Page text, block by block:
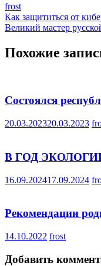
frost
Навигация
по
записям
Как защититься от
Великий мастер
Похожие
Состоялся
20.03.202320.03.2023
В ГОД
16.09.202417.09.2024
Рекомендации
14.10.2022 frost
Добавить